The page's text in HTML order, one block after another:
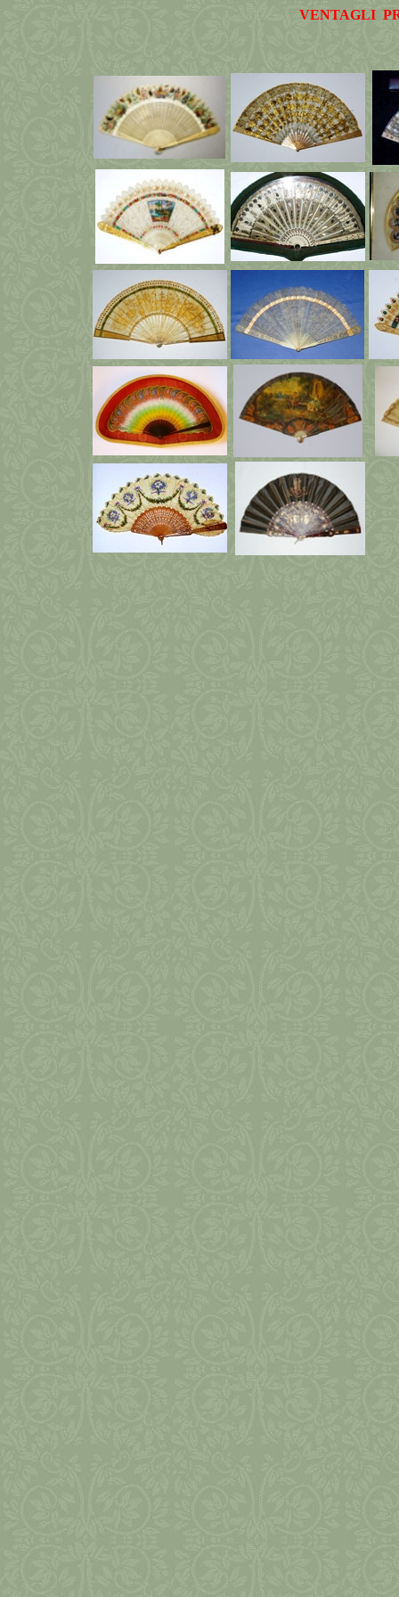
VENTAGLI